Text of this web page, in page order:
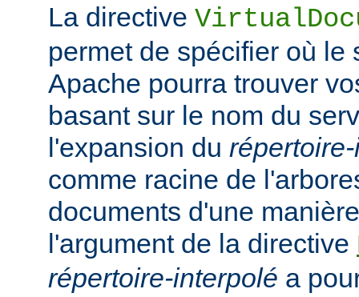
La directive
permet de spécifier où le
Apache pourra trouver
basant sur le nom du
l'expansion du
comme racine de
documents d'une
l'argument de la directive
répertoire-interpolé a